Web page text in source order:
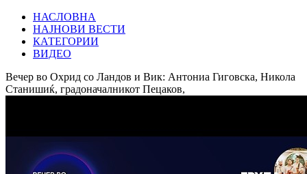
НАСЛОВНА
НАЈНОВИ ВЕСТИ
КАТЕГОРИИ
ВИДЕО
Вечер во Охрид со Ландов и Вик: Антониа Гиговска, Никола
Станишиќ, градоначалникот Пецаков,